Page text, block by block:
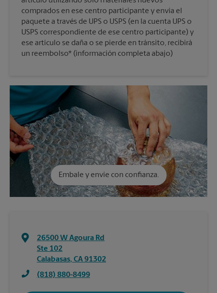
comprados en ese centro participante y envía el
paquete a través de UPS o USPS (en la cuenta UPS o
USPS correspondiente de ese centro participante) y
ese artículo se daña o se pierde en tránsito, recibirá
un reembolso* (información completa abajo)
Embale y envíe con confianza.
26500 W Agoura Rd
Ste 102
Calabasas, CA91302
(818) 880-8499